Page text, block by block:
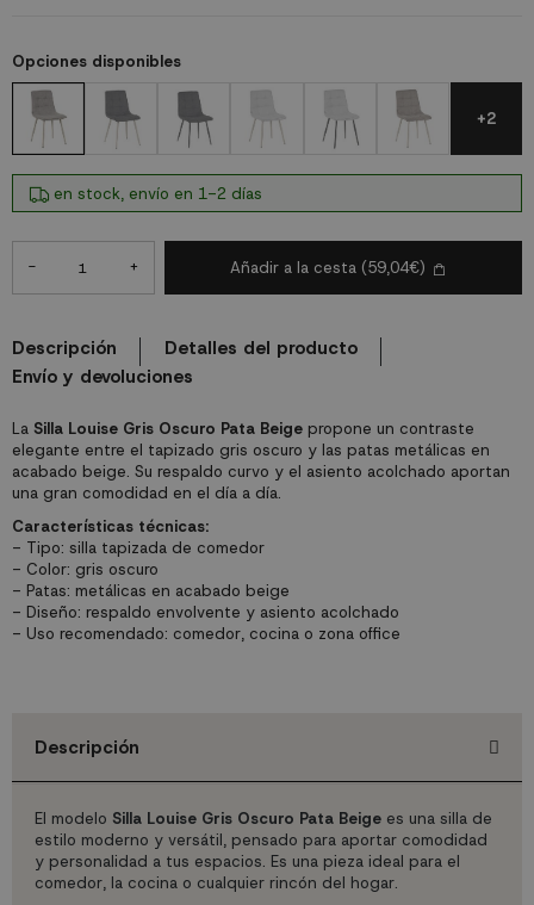
La Silla Louise Gris Oscuro Pata Beigepropone un contraste
elegante entre el tapizado gris oscuro y las patas metálicas en
acabado beige. Su respaldo curvo y el asiento acolchado aportan
una gran comodidad en el día a día.
Características técnicas:
- Tipo: silla tapizada de comedor
- Color: gris oscuro
- Patas: metálicas en acabado beige
- Diseño: respaldo envolvente y asiento acolchado
- Uso recomendado: comedor, cocina o zona office
Opciones disponibles
+2
en stock, envío en 1-2 días
- + Añadir a la cesta (59,04€)
Descripción
Detalles del producto
Envío y devoluciones
Descripción
El modelo Silla Louise Gris Oscuro Pata Beige es una silla de
estilo moderno y versátil, pensado para aportar comodidad
y personalidad a tus espacios. Es una pieza ideal para el
comedor, la cocina o cualquier rincón del hogar.